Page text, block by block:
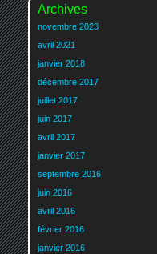
Archives
novembre 2023
avril 2021
janvier 2018
décembre 2017
juillet 2017
juin 2017
avril 2017
janvier 2017
septembre 2016
juin 2016
avril 2016
février 2016
janvier 2016